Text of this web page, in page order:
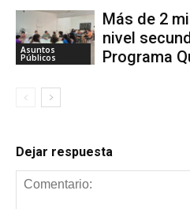
Asuntos
Públicos
Más de 2
nivel
Programa
Dejar respuesta